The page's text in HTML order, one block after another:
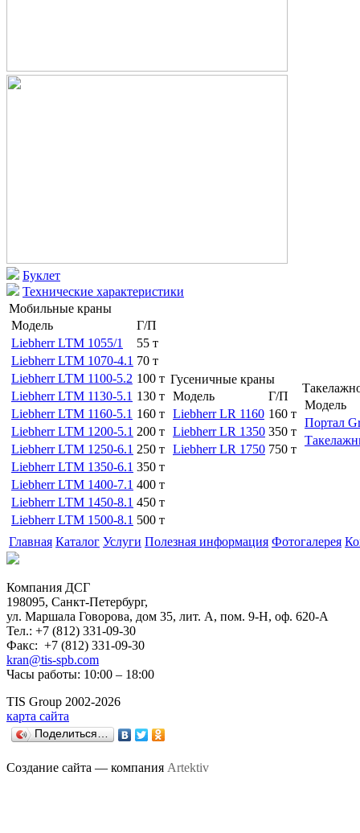
Буклет
Технические характеристики
Мобильные краны
Модель
Г/П
Liebherr LTM 1055/1
55 т
Liebherr LTM 1070-4.1 70 т
Liebherr LTM 1100-5.2 100 т
Liebherr LTM 1130-5.1 130 т
Liebherr LTM 1160-5.1 160 т
Liebherr LTM 1200-5.1 200 т
Liebherr LTM 1250-6.1 250 т
Liebherr LTM 1350-6.1 350 т
Liebherr LTM 1400-7.1 400 т
Liebherr LTM 1450-8.1 450 т
Liebherr LTM 1500-8.1 500 т
Гусеничные краны
Модель
Г/П
Liebherr LR 1160 160 т
Liebherr LR 1350 350 т
Liebherr LR 1750 750 т
Модель
Портал
Главная Каталог Услуги Полезная информация Фотогалерея
Компания ДСГ
198095, Санкт-Петербург,
ул. Маршала Говорова, дом 35, лит. А, пом. 9-H, оф. 620-А
Тел.: +7 (812) 331-09-30
Факс: +7 (812) 331-09-30
kran@tis-spb.com
Часы работы: 10:00 – 18:00
TIS Group 2002-2026
карта сайта
Поделиться…
Создание сайта — компания Artektiv